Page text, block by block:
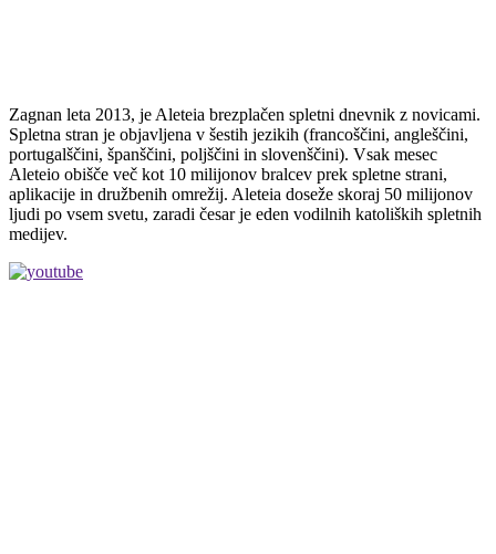
Zagnan leta 2013, je Aleteia brezplačen spletni dnevnik z novicami.
Spletna stran je objavljena v šestih jezikih (francoščini, angleščini,
portugalščini, španščini, poljščini in slovenščini). Vsak mesec
Aleteio obišče več kot 10 milijonov bralcev prek spletne strani,
aplikacije in družbenih omrežij. Aleteia doseže skoraj 50 milijonov
ljudi po vsem svetu, zaradi česar je eden vodilnih katoliških spletnih
medijev.